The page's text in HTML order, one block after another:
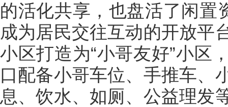
的活化共享，也盘活了闲置
成为居民交往互动的开放平
小区打造为“小哥友好”小区
口配备小哥车位、手推车、
息、饮水、如厕、公益理发